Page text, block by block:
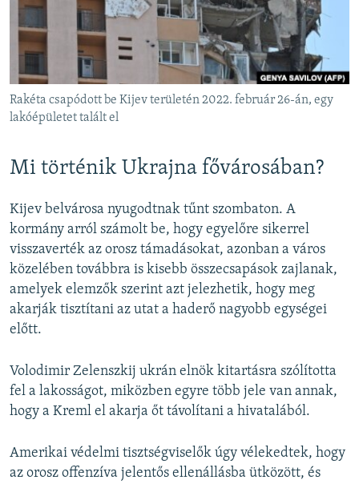
EURÓPAI UNIÓ
VILÁG
KLÍMAVÁLTOZÁS
A MÚLT TANULSÁGAI
Valamennyi RFE/RL weboldal
Rakéta csapódott be Kijev területén 2022. február 26-án, egy
lakóépületet talált el
Mi történik Ukrajna fővárosában?
Kijev belvárosa nyugodtnak tűnt szombaton. A
kormány arról számolt be, hogy egyelőre sikerrel
visszaverték az orosz támadásokat, azonban a város
közelében továbbra is kisebb összecsapások zajlanak,
amelyek elemzők szerint azt jelezhetik, hogy meg
akarják tisztítani az utat a haderő nagyobb egységei
előtt.
Volodimir Zelenszkij ukrán elnök kitartásra szólította
fel a lakosságot, miközben egyre több jele van annak,
hogy a Kreml el akarja őt távolítani a hivatalából.
Amerikai védelmi tisztségviselők úgy vélekedtek, hogy
az orosz offenzíva jelentős ellenállásba ütközött, és